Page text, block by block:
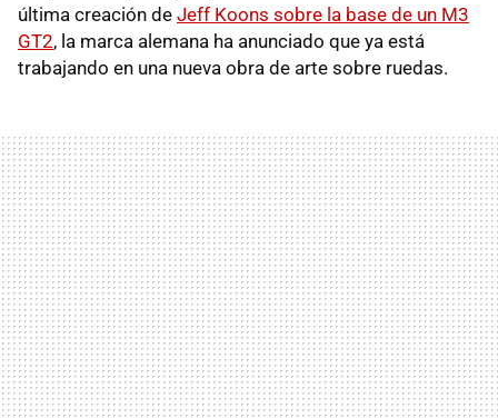
última creación de Jeff Koons sobre la base de un M3
GT2, la marca alemana ha anunciado que ya está
trabajando en una nueva obra de arte sobre ruedas.